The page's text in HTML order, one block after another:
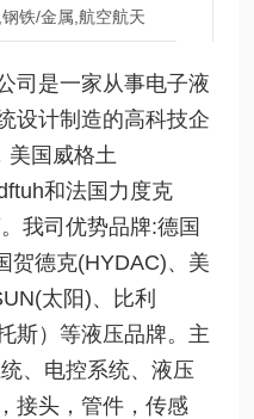
铁/金属,航空航天
司是一家从事电子液
设计制造的高科技企
美国威格土
和法国力度克
我司优势品牌:德国
贺德克(HYDAC)、美
太阳)、比利
斯）等液压品牌。主
、电控系统、液压
接头，管件，传感